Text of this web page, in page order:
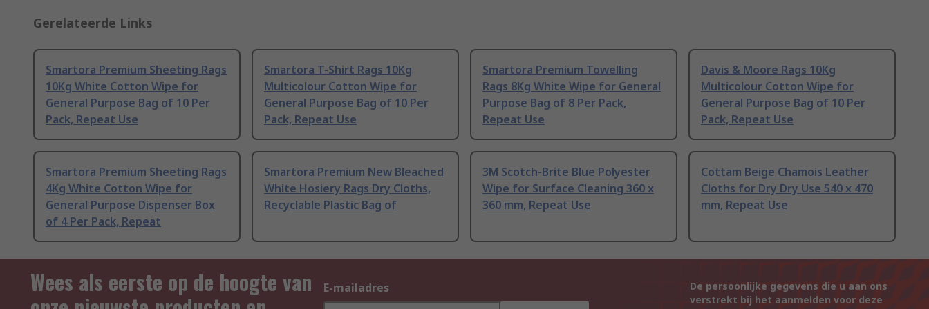
Gerelateerde Links
Smartora Premium Sheeting Rags
10Kg White Cotton Wipe for
General Purpose Bag of 10 Per
Pack, Repeat Use
Smartora T-Shirt Rags 10Kg
Multicolour Cotton Wipe for
General Purpose Bag of 10 Per
Pack, Repeat Use
Smartora Premium Towelling
Rags 8Kg White Wipe for General
Purpose Bag of 8 Per Pack,
Repeat Use
Davis & Moore Rags 10Kg
Multicolour Cotton Wipe for
General Purpose Bag of 10 Per
Pack, Repeat Use
Smartora Premium Sheeting Rags
4Kg White Cotton Wipe for
General Purpose Dispenser Box
of 4 Per Pack, Repeat
Smartora Premium New Bleached
White Hosiery Rags Dry Cloths,
Recyclable Plastic Bag of
3M Scotch-Brite Blue Polyester
Wipe for Surface Cleaning 360 x
360 mm, Repeat Use
Cottam Beige Chamois Leather
Cloths for Dry Dry Use 540 x 470
mm, Repeat Use
Wees als eerste op de hoogte van
E-mailadres
De persoonlijke gegevens die u aan ons
verstrekt bij het aanmelden voor deze